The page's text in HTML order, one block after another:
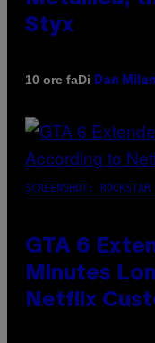
Styx
10 ore faDi Dan
SCREENSHOT:
GTA 6
Minutes
Netflix